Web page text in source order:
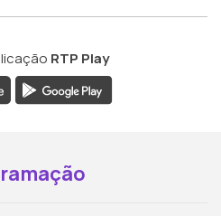
RTP Play